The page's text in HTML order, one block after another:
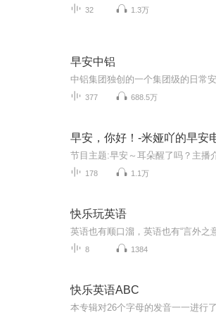
32 1.3万
早安中铝
377 688.5万
早安，你好！-米娅吖的早安
178 1.1万
快乐玩英语
8 1384
快乐英语ABC